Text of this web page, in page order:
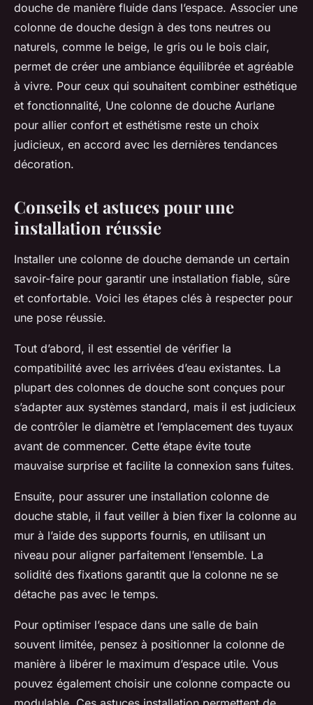
douche de manière fluide dans l’espace. Associer une
colonne de douche design à des tons neutres ou
naturels, comme le beige, le gris ou le bois clair,
permet de créer une ambiance équilibrée et agréable
à vivre. Pour ceux qui souhaitent combiner esthétique
et fonctionnalité, Une colonne de douche Aurlane
pour allier confort et esthétisme reste un choix
judicieux, en accord avec les dernières tendances
décoration.
Conseils et astuces pour une
installation réussie
Installer une colonne de douche demande un certain
savoir-faire pour garantir une installation fiable, sûre
et confortable. Voici les étapes clés à respecter pour
une pose réussie.
Tout d’abord, il est essentiel de vérifier la
compatibilité avec les arrivées d’eau existantes. La
plupart des colonnes de douche sont conçues pour
s’adapter aux systèmes standard, mais il est judicieux
de contrôler le diamètre et l’emplacement des tuyaux
avant de commencer. Cette étape évite toute
mauvaise surprise et facilite la connexion sans fuites.
Ensuite, pour assurer une installation colonne de
douche stable, il faut veiller à bien fixer la colonne au
mur à l’aide des supports fournis, en utilisant un
niveau pour aligner parfaitement l’ensemble. La
solidité des fixations garantit que la colonne ne se
détache pas avec le temps.
Pour optimiser l’espace dans une salle de bain
souvent limitée, pensez à positionner la colonne de
manière à libérer le maximum d’espace utile. Vous
pouvez également choisir une colonne compacte ou